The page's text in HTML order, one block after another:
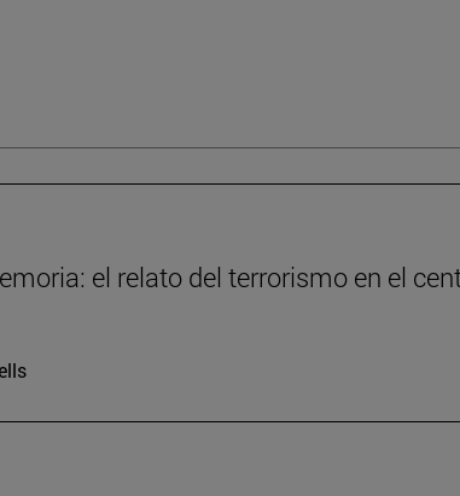
el relato del terrorismo en el